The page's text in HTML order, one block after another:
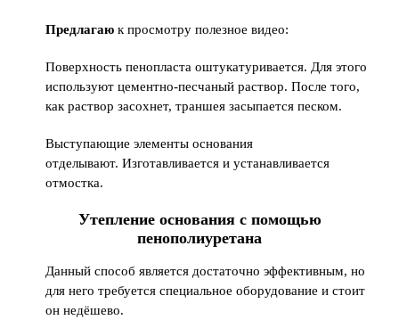
Предлагаю к просмотру полезное видео:
Поверхность пенопласта оштукатуривается. Для этого
используют цементно-песчаный раствор. После того,
как раствор засохнет, траншея засыпается песком.
Выступающие элементы основания
отделывают. Изготавливается и устанавливается
отмостка.
Утепление основания с помощью
пенополиуретана
Данный способ является достаточно эффективным, но
для него требуется специальное оборудование и стоит
он недёшево.